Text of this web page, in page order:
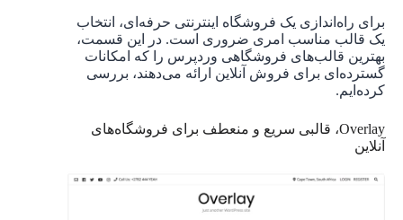
برای راه‌اندازی یک فروشگاه اینترنتی حرفه‌ای، انتخاب
یک قالب مناسب امری ضروری است. در این قسمت،
بهترین قالب‌های فروشگاهی وردپرس را که امکانات
گسترده‌ای برای فروش آنلاین ارائه می‌دهند، بررسی
کرده‌ایم.
Overlay، قالبی سریع و منعطف برای فروشگاه‌های
آنلاین